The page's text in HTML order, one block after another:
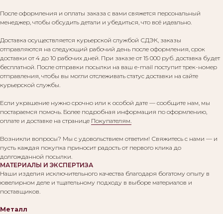
После оформления и оплаты заказа с вами свяжется персональный
менеджер, чтобы обсудить детали и убедиться, что всё идеально.
Доставка осуществляется курьерской службой СДЭК, заказы
отправляются на следующий рабочий день после оформления, срок
доставки от 4 до 10 рабочих дней. При заказе от 15 000 руб. доставка будет
бесплатной. После отправки посылки на ваш e-mail поступит трек-номер
отправления, чтобы вы могли отслеживать статус доставки на сайте
курьерской службы.
Если украшение нужно срочно или к особой дате — сообщите нам, мы
постараемся помочь. Более подробная информация по оформлению,
оплате и доставке на странице Покупателям.
Возникли вопросы? Мы с удовольствием ответим! Свяжитесь с нами — и
пусть каждая покупка приносит радость от первого клика до
долгожданной посылки.
МАТЕРИАЛЫ И ЭКСПЕРТИЗА
Наши изделия исключительного качества благодаря богатому опыту в
ювелирном деле и тщательному подходу в выборе материалов и
поставщиков.
Металл